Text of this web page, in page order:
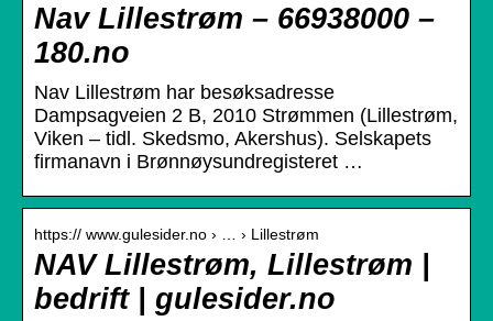
Nav Lillestrøm – 66938000 –
180.no
Nav Lillestrøm har besøksadresse
Dampsagveien 2 B, 2010 Strømmen (Lillestrøm,
Viken – tidl. Skedsmo, Akershus). Selskapets
firmanavn i Brønnøysundregisteret …
https:// www.gulesider.no › … › Lillestrøm
NAV Lillestrøm, Lillestrøm |
bedrift | gulesider.no